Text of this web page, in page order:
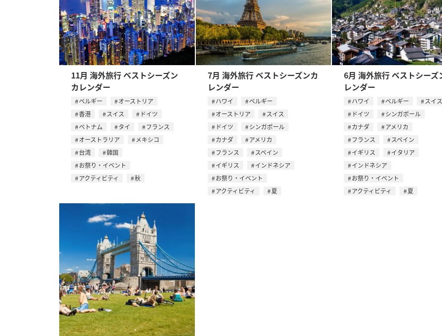
11月 海外旅行 ベストシーズン
カレンダー
ベルギー
オーストリア
香港
スイス
ドイツ
ベトナム
タイ
フランス
オーストラリア
メキシコ
台湾
韓国
お祭り・イベント
アクティビティ
秋
7月 海外旅行 ベストシーズンカ
レンダー
ハワイ
ベルギー
オーストリア
スイス
ドイツ
シンガポール
カナダ
アメリカ
フランス
スペイン
イギリス
インドネシア
お祭り・イベント
アクティビティ
夏
6月 海外旅行 ベストシーズ
レンダー
ハワイ ベルギー
スイス
ドイツ
シンガポール
カナダ
アメリカ
フランス
スペイン
イギリス
イタリア
インドネシア
お祭り・イベント
アクティビティ
夏